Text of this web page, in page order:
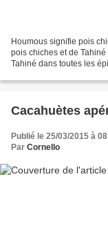
Houmous signifie pois
pois chiches et de
Tahiné dans toutes les
Cacahuètes
Publié le 25/03/2015 à
Par Cornello